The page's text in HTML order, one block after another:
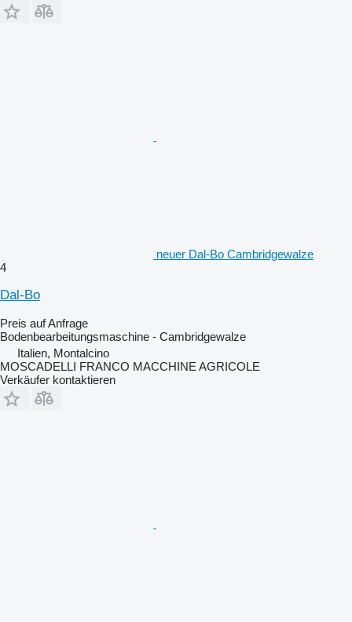
neuer Dal-Bo Cambridgewalze
4
Dal-Bo
Preis auf Anfrage
Bodenbearbeitungsmaschine - Cambridgewalze
Italien, Montalcino
MOSCADELLI FRANCO MACCHINE AGRICOLE
Verkäufer kontaktieren